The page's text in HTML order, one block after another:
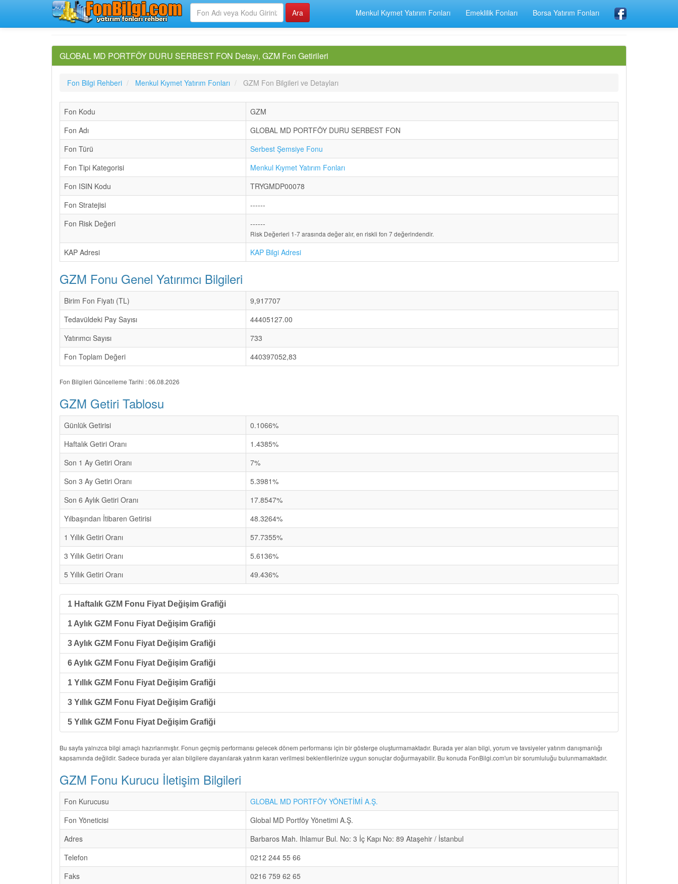
Menkul Kıymet Yatırım Fonları Emeklilik Fonları Borsa Yatırım Fonları
GLOBAL MD PORTFÖY DURU SERBEST FON Detayı, GZM Fon Getirileri
Fon Bilgi Rehberi Menkul Kıymet Yatırım Fonları GZM Fon Bilgileri ve Detayları
Fon Kodu
GZM
Fon Adı
GLOBAL MD PORTFÖY DURU SERBEST FON
Fon Türü
Serbest Şemsiye Fonu
Fon Tipi Kategorisi
Menkul Kıymet Yatırım Fonları
Fon ISIN Kodu
TRYGMDP00078
Fon Stratejisi
------
Fon Risk Değeri
------
Risk Değerleri 1-7 arasında değer alır, en riskli fon 7 değerindendir.
KAP Adresi KAP Bilgi Adresi
GZM Fonu Genel Yatırımcı Bilgileri
Birim Fon Fiyatı (TL)
9,917707
Tedavüldeki Pay Sayısı
44405127.00
Yatırımcı Sayısı
733
Fon Toplam Değeri
440397052,83
Fon Bilgileri Güncelleme Tarihi : 06.08.2026
GZM Getiri Tablosu
Günlük Getirisi
0.1066%
Haftalık Getiri Oranı
1.4385%
Son 1 Ay Getiri Oranı
7%
Son 3 Ay Getiri Oranı
5.3981%
Son 6 Aylık Getiri Oranı
17.8547%
Yılbaşından İtibaren Getirisi
48.3264%
1 Yıllık Getiri Oranı
57.7355%
3 Yıllık Getiri Oranı
5.6136%
5 Yıllık Getiri Oranı
49.436%
1 Haftalık GZM Fonu Fiyat Değişim Grafiği
1 Aylık GZM Fonu Fiyat Değişim Grafiği
3 Aylık GZM Fonu Fiyat Değişim Grafiği
6 Aylık GZM Fonu Fiyat Değişim Grafiği
1 Yıllık GZM Fonu Fiyat Değişim Grafiği
3 Yıllık GZM Fonu Fiyat Değişim Grafiği
5 Yıllık GZM Fonu Fiyat Değişim Grafiği
Bu sayfa yalnızca bilgi amaçlı hazırlanmıştır. Fonun geçmiş performansı gelecek dönem performansı için bir gösterge oluşturmamaktadır. Burada yer alan bilgi, yorum ve tavsiyeler yatırım danışmanlığı
kapsamında değildir. Sadece burada yer alan bilgilere dayanılarak yatırım kararı verilmesi beklentilerinize uygun sonuçlar doğurmayabilir. Bu konuda FonBilgi.com'un bir sorumluluğu bulunmamaktadır.
GZM Fonu Kurucu İletişim Bilgileri
Fon Kurucusu
GLOBAL MD PORTFÖY YÖNETİMİ A.Ş.
Fon Yöneticisi
Global MD Portföy Yönetimi A.Ş.
Adres
Barbaros Mah. Ihlamur Bul. No: 3 İç Kapı No: 89 Ataşehir / İstanbul
Telefon
0212 244 55 66
Faks
0216 759 62 65